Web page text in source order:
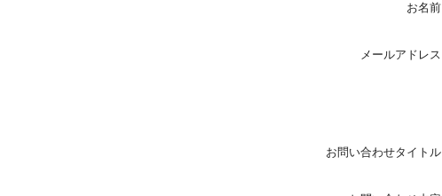
お名前
メールアドレス
お問い合わせタイトル